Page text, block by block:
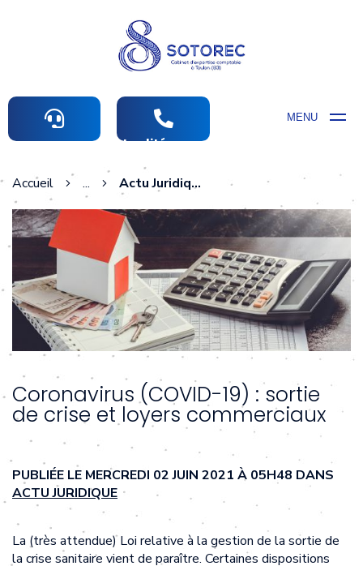
MENU
Actualités comptables
Accueil ... Actu Juridique
Coronavirus (COVID-19) : sortie
de crise et loyers commerciaux
PUBLIÉE LE MERCREDI 02 JUIN 2021 À 05H48 DANS
ACTU JURIDIQUE
La (très attendue) Loi relative à la gestion de la sortie de
la crise sanitaire vient de paraître. Certaines dispositions